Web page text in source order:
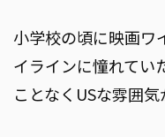
小学校の頃に映画ワ
イラインに憧れてい
ことなくUSな雰囲気